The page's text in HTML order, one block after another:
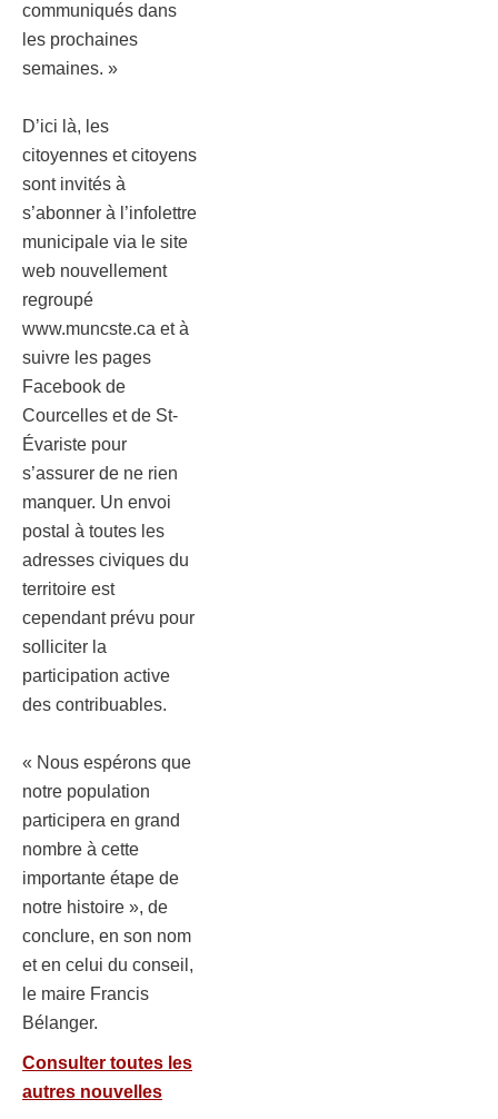
communiqués dans
les prochaines
semaines. »
D’ici là, les
citoyennes et citoyens
sont invités à
s’abonner à l’infolettre
municipale via le site
web nouvellement
regroupé
www.muncste.ca et à
suivre les pages
Facebook de
Courcelles et de St-
Évariste pour
s’assurer de ne rien
manquer. Un envoi
postal à toutes les
adresses civiques du
territoire est
cependant prévu pour
solliciter la
participation active
des contribuables.
« Nous espérons que
notre population
participera en grand
nombre à cette
importante étape de
notre histoire », de
conclure, en son nom
et en celui du conseil,
le maire Francis
Bélanger.
Consulter toutes les
autres nouvelles